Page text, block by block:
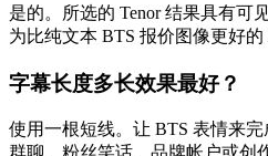
是的。所选的 Tenor 结果具有可
为比纯文本 BTS 报价图像更好的
字幕长度多长效果最好？
使用一根短线。让 BTS 表情来